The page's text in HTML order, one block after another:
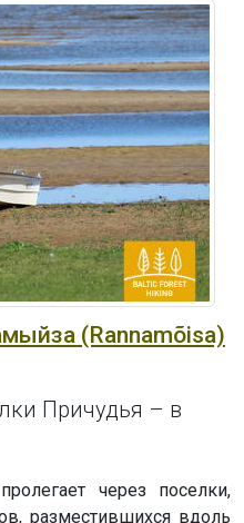
(Rannamõisa)
Причудья – в
через поселки,
разместившихся вдоль